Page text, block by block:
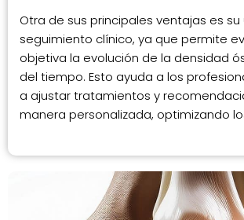
Otra de sus principales ventajas es
seguimiento clínico, ya que permite
objetiva la evolución de la densidad
del tiempo. Esto ayuda a los
a ajustar tratamientos y
manera personalizada, optimizando